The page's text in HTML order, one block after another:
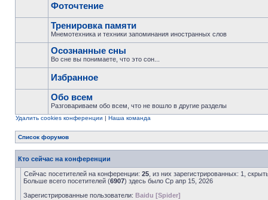
Фоточтение
Тренировка памяти
Мнемотехника и техники запоминания иностранных слов
Осознанные сны
Во сне вы понимаете, что это сон...
Избранное
Обо всем
Разговариваем обо всем, что не вошло в другие разделы
Удалить cookies конференции | Наша команда
Список форумов
Кто сейчас на конференции
Сейчас посетителей на конференции: 25 , из них зарегистрированных: 1,
Больше всего посетителей (6907) здесь было Ср апр 15, 2026
Зарегистрированные пользователи: Baidu [Spider]